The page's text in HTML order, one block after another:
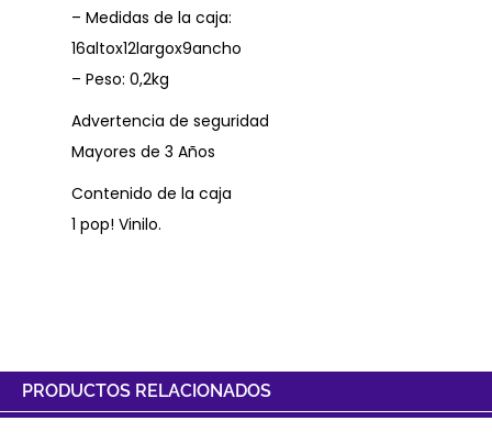
– Medidas de la caja:
16altox12largox9ancho
– Peso: 0,2kg
Advertencia de seguridad
Mayores de 3 Años
Contenido de la caja
1 pop! Vinilo.
PRODUCTOS RELACIONADOS